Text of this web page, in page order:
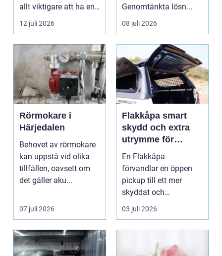
allt viktigare att ha en
redovisningsbyrå...
12 juli 2026
Genomtänkta lösn...
08 juli 2026
Rörmokare i
Härjedalen
Behovet av rörmokare
kan uppstå vid olika
tillfällen, oavsett om
det gäller aku...
07 juli 2026
Flakkåpa smart
skydd och extra
utrymme för
pickup
En Flakkåpa
förvandlar en öppen
pickup till ett mer
skyddat och
användbart fordon.
Lasten hamnar tor...
03 juli 2026